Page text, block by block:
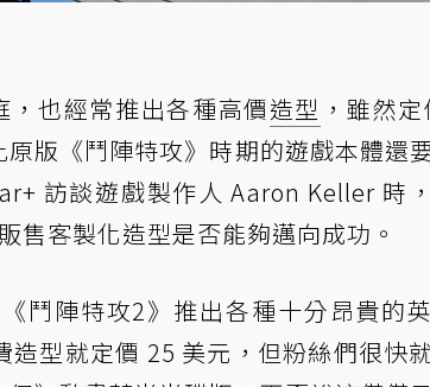
也經常推出各種高價造型 ，雖然
版《鬥陣特攻》時期的遊戲本體還
訪談遊戲製作人 Aaron Keller 時
售客製化造型是否能夠邁向成功。
鬥陣特攻2》推出各種十分昂貴的
型就定價 25 美元，但粉絲們很快